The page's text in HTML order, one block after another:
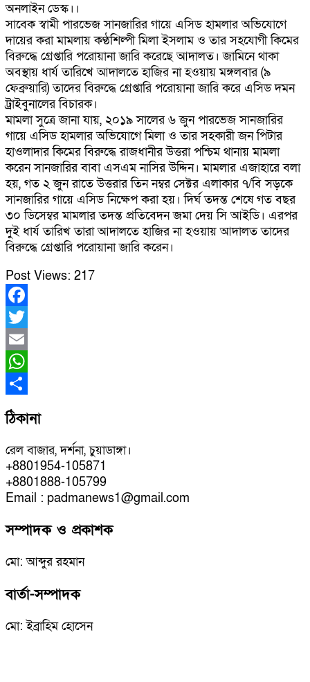
অনলাইন ডেস্ক।।
সাবেক স্বামী পারভেজ সানজারির গায়ে এসিড হামলার অভিযোগে
দায়ের করা মামলায় কণ্ঠশিল্পী মিলা ইসলাম ও তার সহযোগী কিমের
বিরুদ্ধে গ্রেপ্তারি পরোয়ানা জারি করেছে আদালত। জামিনে থাকা
অবস্থায় ধার্য তারিখে আদালতে হাজির না হওয়ায় মঙ্গলবার (৯
ফেব্রুয়ারি) তাদের বিরুদ্ধে গ্রেপ্তারি পরোয়ানা জারি করে এসিড দমন
ট্রাইবুনালের বিচারক।
মামলা সুত্রে জানা যায়, ২০১৯ সালের ৬ জুন পারভেজ সানজারির
গায়ে এসিড হামলার অভিযোগে মিলা ও তার সহকারী জন পিটার
হাওলাদার কিমের বিরুদ্ধে রাজধানীর উত্তরা পশ্চিম থানায় মামলা
করেন সানজারির বাবা এসএম নাসির উদ্দিন। মামলার এজাহারে বলা
হয়, গত ২ জুন রাতে উত্তরার তিন নম্বর সেক্টর এলাকার ৭/বি সড়কে
সানজারির গায়ে এসিড নিক্ষেপ করা হয়। দির্ঘ তদন্ত শেষে গত বছর
৩০ ডিসেম্বর মামলার তদন্ত প্রতিবেদন জমা দেয় সি আইডি। এরপর
দুই ধার্য তারিখ তারা আদালতে হাজির না হওয়ায় আদালত তাদের
বিরুদ্ধে গ্রেপ্তারি পরোয়ানা জারি করেন।
Post Views: 217
Facebook
Twitter
Email
WhatsApp
Share
ঠিকানা
রেল বাজার, দর্শনা, চুয়াডাঙ্গা।
+8801954-105871
+8801888-105799
Email : padmanews1@gmail.com
সম্পাদক ও প্রকাশক
মো: আব্দুর রহমান
বার্তা-সম্পাদক
মো: ইব্রাহিম হোসেন